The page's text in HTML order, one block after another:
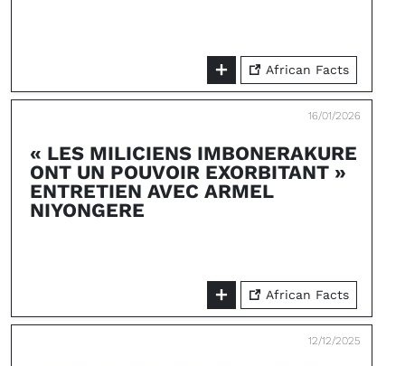
African Facts
16/01/2026
« LES MILICIENS IMBONERAKURE
ONT UN POUVOIR EXORBITANT »
ENTRETIEN AVEC ARMEL
NIYONGERE
African Facts
12/12/2025